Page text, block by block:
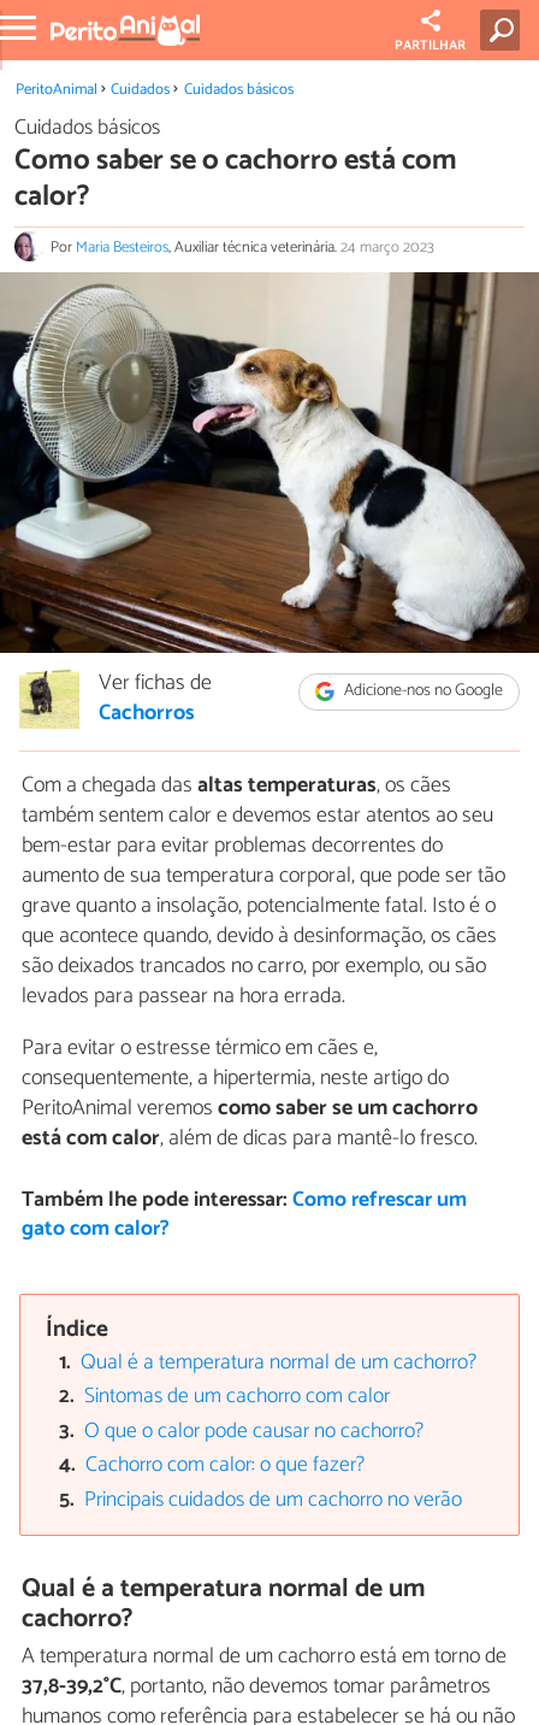
PARTILHAR
PeritoAnimal Cuidados Cuidados básicos
Cuidados básicos
Como saber se o cachorro está com
calor?
PorMaria Besteiros, Auxiliar técnica veterinária.24 março 2023
Adicione-nos no Google
Ver fichas de
Cachorros
Com a chegada dasaltas temperaturas, os cães
também sentem calor e devemos estar atentos ao seu
bem-estar para evitar problemas decorrentes do
aumento de sua temperatura corporal, que pode ser tão
grave quanto a insolação, potencialmente fatal. Isto é o
que acontece quando, devido à desinformação, os cães
são deixados trancados no carro, por exemplo, ou são
levados para passear na hora errada.
Para evitar o estresse térmico em cães e,
consequentemente, a hipertermia, neste artigo do
PeritoAnimal veremoscomo saber se um cachorro
está com calor, além de dicas para mantê-lo fresco.
Também lhe pode interessar:Como refrescar um
gato com calor?
Índice
Qual é a temperatura normal de um cachorro?
Sintomas de um cachorro com calor
O que o calor pode causar no cachorro?
Cachorro com calor: o que fazer?
Principais cuidados de um cachorro no verão
Qual é a temperatura normal de um
cachorro?
A temperatura normal de um cachorro está em torno de
37,8-39,2°C, portanto, não devemos tomar parâmetros
humanos como referência para estabelecer se há ou não